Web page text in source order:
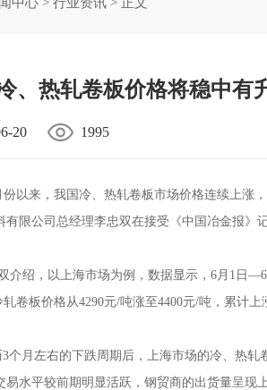
、热轧卷板价格将稳中有
20 1995
来，我国冷、热轧卷板市场价格连续上涨，
有限公司总经理李忠双在接受《中国冶金报
，以上海市场为例，数据显示，6月1日—6
轧卷板价格从4290元/吨涨至4400元/吨，累计上
左右的下跌周期后，上海市场的冷、热轧
易水平较前期明显活跃，钢贸商的出货量呈